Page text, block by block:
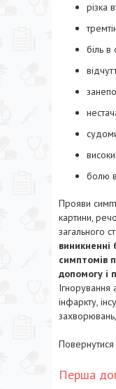
різка
біль в
болю
Прояви
картини,
загального
симптомів
допомогу і
Ігнорування
інфаркту,
Перша